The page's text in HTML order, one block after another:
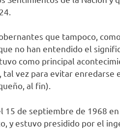
que tampoco,
no han entendido el
como principal
vez para evitar enredarse
al fin).
de septiembre de 1968
y estuvo presidido por el